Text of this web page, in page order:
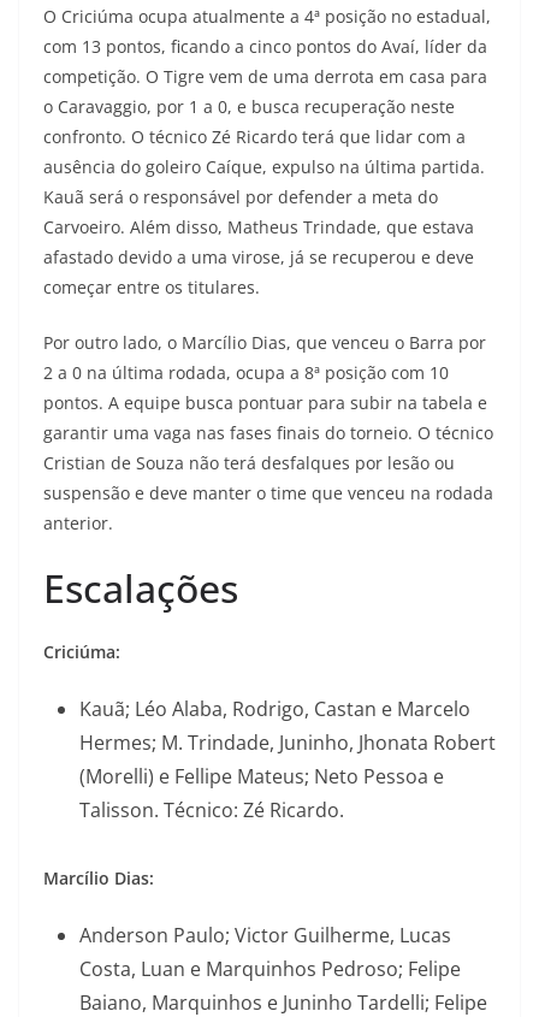
O Criciúma ocupa atualmente a 4ª posição no estadual,
com 13 pontos, ficando a cinco pontos do Avaí, líder da
competição. O Tigre vem de uma derrota em casa para
o Caravaggio, por 1 a 0, e busca recuperação neste
confronto. O técnico Zé Ricardo terá que lidar com a
ausência do goleiro Caíque, expulso na última partida.
Kauã será o responsável por defender a meta do
Carvoeiro. Além disso, Matheus Trindade, que estava
afastado devido a uma virose, já se recuperou e deve
começar entre os titulares.
Por outro lado, o Marcílio Dias, que venceu o Barra por
2 a 0 na última rodada, ocupa a 8ª posição com 10
pontos. A equipe busca pontuar para subir na tabela e
garantir uma vaga nas fases finais do torneio. O técnico
Cristian de Souza não terá desfalques por lesão ou
suspensão e deve manter o time que venceu na rodada
anterior.
Escalações
Criciúma:
Kauã; Léo Alaba, Rodrigo, Castan e Marcelo
Hermes; M. Trindade, Juninho, Jhonata Robert
(Morelli) e Fellipe Mateus; Neto Pessoa e
Talisson. Técnico: Zé Ricardo.
Marcílio Dias:
Anderson Paulo; Victor Guilherme, Lucas
Costa, Luan e Marquinhos Pedroso; Felipe
Baiano, Marquinhos e Juninho Tardelli; Felipe